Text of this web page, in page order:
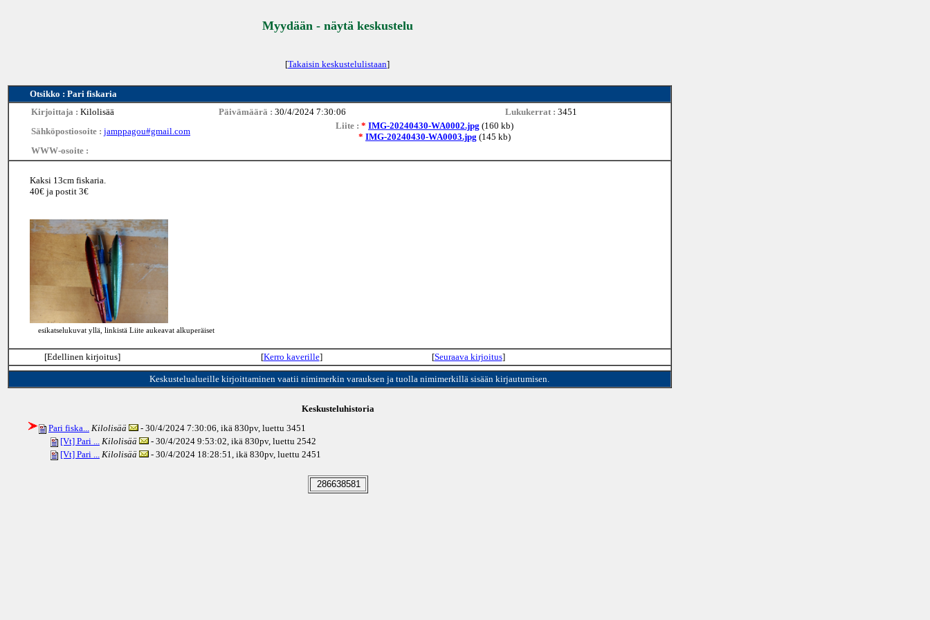
Myydään - näytä keskustelu
[Takaisin keskustelulistaan]
Otsikko : Pari fiskaria
Kirjoittaja : Kilolisää Päivämäärä : 30/4/2024 7:30:06 Lukukerrat : 3451
Sähköpostiosoite : jamppagou#gmail.com
Liite : * IMG-20240430-WA0002.jpg (160 kb)
* IMG-20240430-WA0003.jpg (145 kb)
WWW-osoite :
Kaksi 13cm fiskaria.
40€ ja postit 3€
esikatselukuvat yllä, linkistä Liite aukeavat alkuperäiset
[Edellinen kirjoitus] [Kerro kaverille] [Seuraava kirjoitus]
Keskustelualueille kirjoittaminen vaatii nimimerkin varauksen ja tuolla nimimerkillä sisään kirjautumisen.
Keskusteluhistoria
Pari fiska... Kilolisää - 30/4/2024 7:30:06, ikä 830pv, luettu 3451
[Vt] Pari ... Kilolisää - 30/4/2024 9:53:02, ikä 830pv, luettu 2542
[Vt] Pari ... Kilolisää - 30/4/2024 18:28:51, ikä 830pv, luettu 2451
286638581